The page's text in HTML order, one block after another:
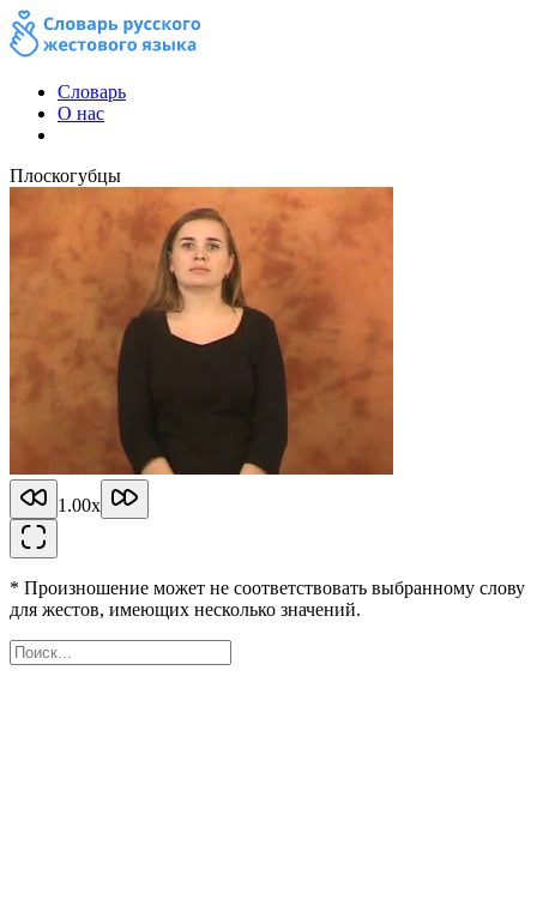
Словарь
О нас
Плоскогубцы
1.00x
* Произношение может не соответствовать выбранному слову
для жестов, имеющих несколько значений.